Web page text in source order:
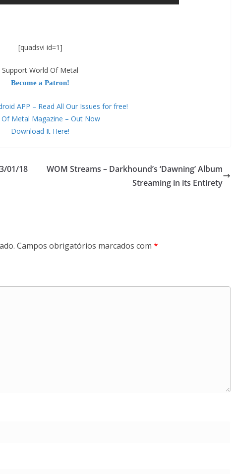
[quadsvi id=1]
Support World Of Metal
Become a Patron!
APP – Read All Our Issues for free!
Metal Magazine – Out Now
Download It Here!
01/18
WOM Streams – Darkhound’s ‘Dawning’ Album
Streaming in its Entirety
Campos obrigatórios marcados com *